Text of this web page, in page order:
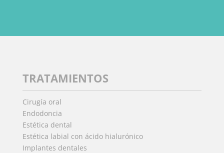
TRATAMIENTOS
Cirugía oral
Endodoncia
Estética dental
Estética labial con ácido hialurónico
Implantes dentales